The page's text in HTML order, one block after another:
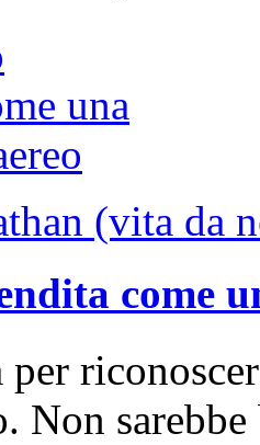
(vita da
come
per
Non